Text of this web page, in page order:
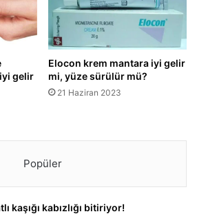
gelir
Elocon krem mantara iyi gelir
mi, yüze sürülür mü?
21 Haziran 2023
Popüler
kaşığı kabızlığı bitiriyor!